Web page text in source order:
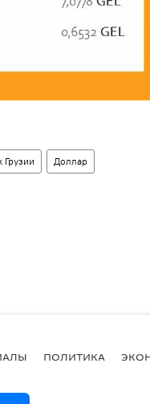
Доллар
ПОЛИТИКА